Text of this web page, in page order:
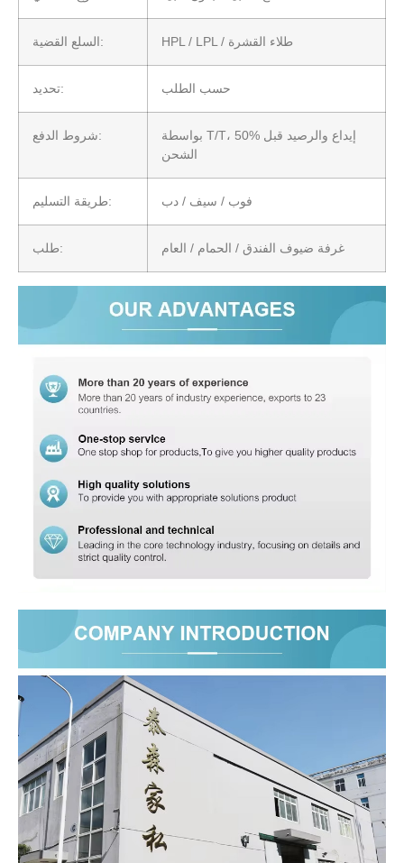
السلع القضية: HPL / LPL / طلاء القشرة
تحديد: حسب الطلب
شروط الدفع:
بواسطة T/T، 50% إيداع والرصيد قبل
الشحن
طريقة التسليم: فوب / سيف / دب
طلب: غرفة ضيوف الفندق / الحمام / العام